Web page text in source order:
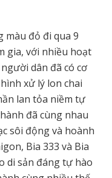
màu đỏ đi qua 9
gia, với nhiều hoạt
dân đã có cơ
xử lý lon chai
lan tỏa niềm tự
đã cùng nhau
sôi động và hoành
Bia 333 và Bia
di sản đáng tự hào